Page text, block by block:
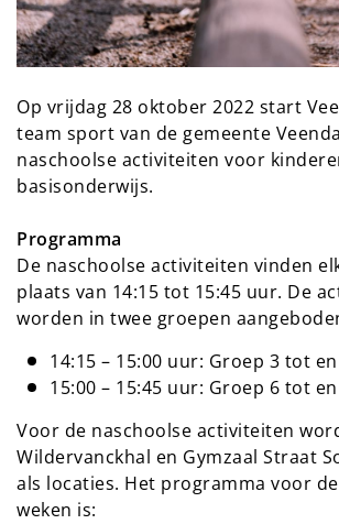
Op vrijdag 28 oktober 2022 start
team sport van de gemeente
naschoolse activiteiten voor
basisonderwijs.
Programma
De naschoolse activiteiten vinden
plaats van 14:15 tot 15:45 uur. De
worden in twee groepen
14:15 – 15:00 uur: Groep 3 tot
15:00 – 15:45 uur: Groep 6 tot
Voor de naschoolse activiteiten
Wildervanckhal en Gymzaal Straat
als locaties. Het programma voor
weken is: